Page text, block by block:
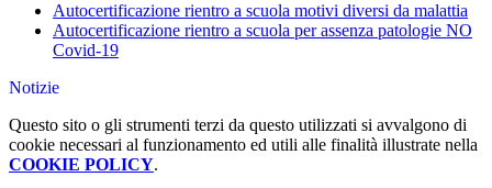
Autocertificazione rientro a scuola motivi diversi da malattia
Autocertificazione rientro a scuola per assenza patologie NO
Covid-19
Notizie
Questo sito o gli strumenti terzi da questo utilizzati si avvalgono di
cookie necessari al funzionamento ed utili alle finalità illustrate nella
COOKIE POLICY.